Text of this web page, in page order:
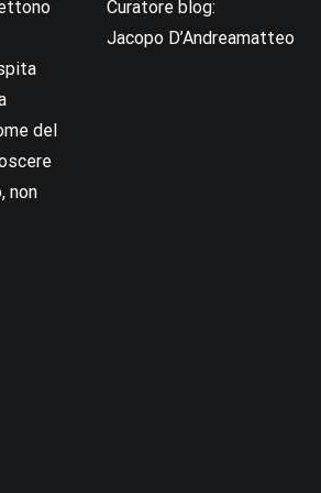
del
non
Curatore blog:
Jacopo D’Andreamatteo